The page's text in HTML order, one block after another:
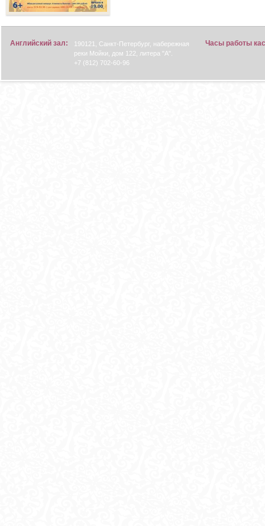
Английский зал:
190121, Санкт-Петербург, набережная
реки Мойки, дом 122, литера "А".
+7 (812) 702-60-96
Часы работы